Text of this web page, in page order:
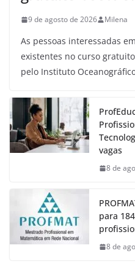
9 de agosto de 2026 Milena
As pessoas interessadas
existentes no curso
pelo Instituto
vagas
8 de
para
8 de